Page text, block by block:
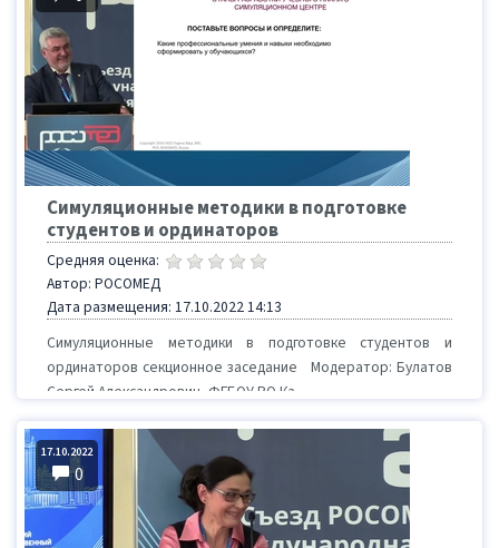
Симуляционные методики в подготовке
студентов и ординаторов
Средняя оценка:
Автор: РОСОМЕД
Дата размещения: 17.10.2022 14:13
Симуляционные методики в подготовке студентов и
ординаторов секционное заседание Модератор: Булатов
Сергей Александрович, ФГБОУ ВО Ка...
17.10.2022
0